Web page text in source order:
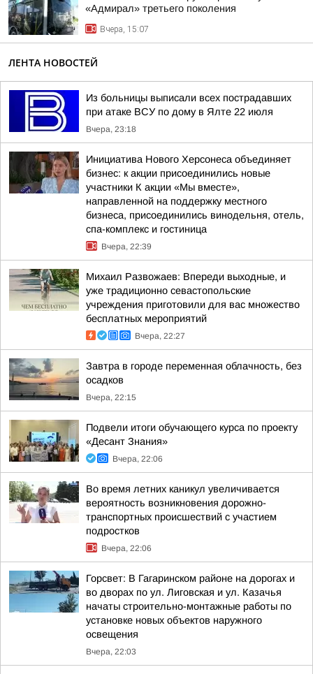
«Адмирал» третьего поколения
Вчера, 15:07
ЛЕНТА НОВОСТЕЙ
Из больницы выписали всех пострадавших
при атаке ВСУ по дому в Ялте 22 июля
Вчера, 23:18
Инициатива Нового Херсонеса объединяет
бизнес: к акции присоединились новые
участники К акции «Мы вместе»,
направленной на поддержку местного
бизнеса, присоединились винодельня, отель,
спа-комплекс и гостиница
Вчера, 22:39
Михаил Развожаев: Впереди выходные, и
уже традиционно севастопольские
учреждения приготовили для вас множество
бесплатных мероприятий
Вчера, 22:27
Завтра в городе переменная облачность, без
осадков
Вчера, 22:15
Подвели итоги обучающего курса по проекту
«Десант Знания»
Вчера, 22:06
Во время летних каникул увеличивается
вероятность возникновения дорожно-
транспортных происшествий с участием
подростков
Вчера, 22:06
Горсвет: В Гагаринском районе на дорогах и
во дворах по ул. Лиговская и ул. Казачья
начаты строительно-монтажные работы по
установке новых объектов наружного
освещения
Вчера, 22:03